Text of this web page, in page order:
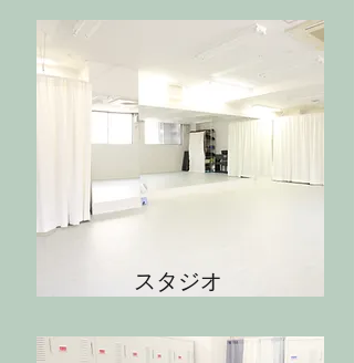
​スタジオ